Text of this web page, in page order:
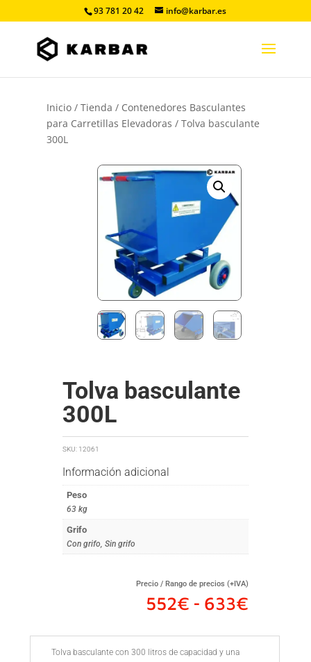
93 781 20 42 info@karbar.es
Inicio /Tienda / Contenedores Basculantes
para Carretillas Elevadoras / Tolva basculante
300L
Tolva basculante
300L
SKU: 12061
Información adicional
Peso
63 kg
Grifo
Con grifo, Sin grifo
Precio / Rango de precios (+IVA)
552€ - 633€
Tolva basculante con 300 litros de capacidad y una